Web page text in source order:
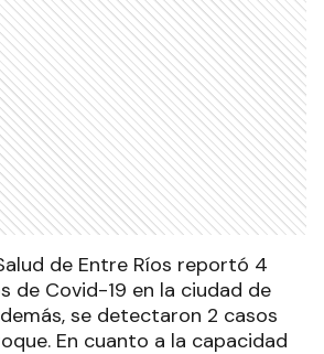
de Entre Ríos reportó 4
de Covid-19 en la ciudad de
se detectaron 2 casos
En cuanto a la capacidad